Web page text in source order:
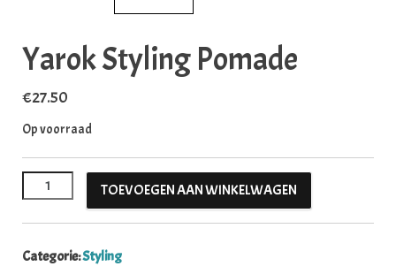
Yarok Styling Pomade
€27.50
Op voorraad
Yarok Styling Pomade aantal
TOEVOEGEN AAN WINKELWAGEN
Categorie:Styling